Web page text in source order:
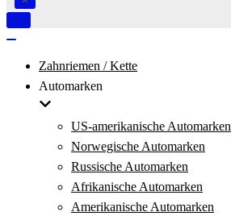
Navigation
Zahnriemen / Kette
Automarken
US-amerikanische Automarken
Norwegische Automarken
Russische Automarken
Afrikanische Automarken
Amerikanische Automarken